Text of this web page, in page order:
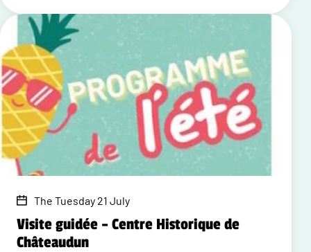
The Tuesday 21 July
Visite guidée – Centre Historique de
Châteaudun